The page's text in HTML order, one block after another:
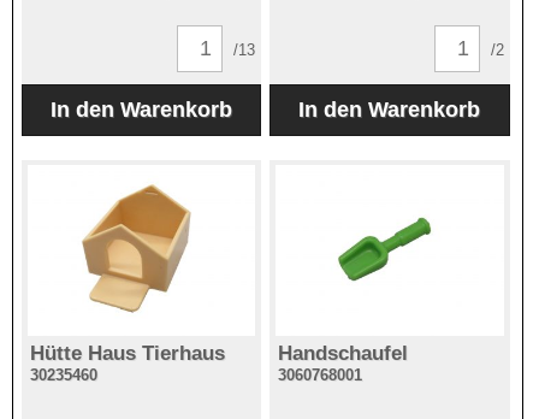
/13 /2
Hütte Haus Tierhaus
30235460
Handschaufel
3060768001